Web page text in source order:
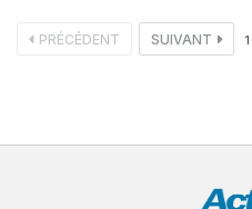
PRÉCÉDENT SUIVANT 1